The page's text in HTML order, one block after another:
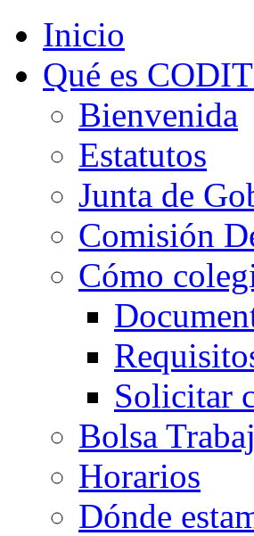
Inicio
Qué es
Bienvenida
Estatutos
Junta de
Comisión
Cómo
Solicitar
Bolsa
Horarios
Dónde